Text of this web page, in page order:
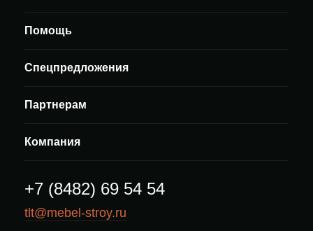
Помощь
Спецпредложения
Партнерам
Компания
+7 (8482) 69 54 54
tlt@mebel-stroy.ru